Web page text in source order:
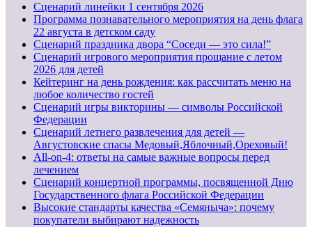
Cценарий линейки 1 сентября 2026
Программа познавательного мероприятия на день флага
22 августа в детском саду
Сценарий праздника двора “Соседи — это сила!”
Сценарий игрового мероприятия прощание с летом
2026 для детей
Кейтеринг на день рождения: как рассчитать меню на
любое количество гостей
Сценарий игры викторины — символы Российской
Федерации
Сценарий летнего развлечения для детей —
Августовские спасы Медовый,Яблочный,Ореховый!
All-on-4: ответы на самые важные вопросы перед
лечением
Сценарий концертной программы, посвященной Дню
Государственного флага Российской Федерации
Высокие стандарты качества «Семяныча»: почему
покупатели выбирают надежность